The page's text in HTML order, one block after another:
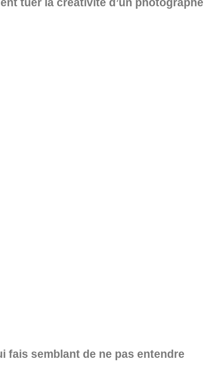
tuer la créativité d’un photographe
fais semblant de ne pas entendre